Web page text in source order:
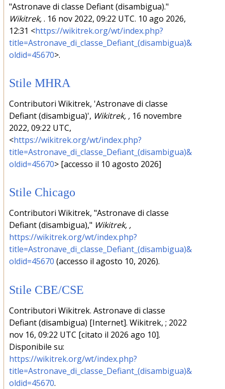
"Astronave di classe Defiant (disambigua)."
Wikitrek,. 16 nov 2022, 09:22 UTC. 10 ago 2026,
12:31 <https://wikitrek.org/wt/index.php?
title=Astronave_di_classe_Defiant_(disambigua)&
oldid=45670>.
Stile MHRA
Contributori Wikitrek, 'Astronave di classe
Defiant (disambigua)', Wikitrek, ,16 novembre
2022, 09:22 UTC,
<https://wikitrek.org/wt/index.php?
title=Astronave_di_classe_Defiant_(disambigua)&
oldid=45670> [accesso il 10 agosto 2026]
Stile Chicago
Contributori Wikitrek, "Astronave di classe
Defiant (disambigua)," Wikitrek, ,
https://wikitrek.org/wt/index.php?
title=Astronave_di_classe_Defiant_(disambigua)&
oldid=45670 (accesso il agosto 10, 2026).
Stile CBE/CSE
Contributori Wikitrek. Astronave di classe
Defiant (disambigua) [Internet]. Wikitrek, ; 2022
nov 16, 09:22 UTC [citato il 2026 ago 10].
Disponibile su:
https://wikitrek.org/wt/index.php?
title=Astronave_di_classe_Defiant_(disambigua)&
oldid=45670.